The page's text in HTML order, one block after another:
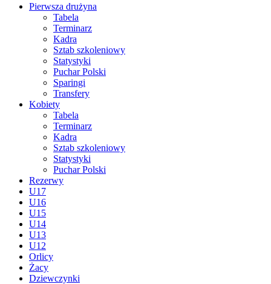
Pierwsza drużyna
Tabela
Terminarz
Kadra
Sztab szkoleniowy
Statystyki
Puchar Polski
Sparingi
Transfery
Kobiety
Tabela
Terminarz
Kadra
Sztab szkoleniowy
Statystyki
Puchar Polski
Rezerwy
U17
U16
U15
U14
U13
U12
Orlicy
Żacy
Dziewczynki